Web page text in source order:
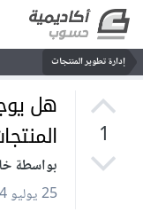
إدارة تطوير المنتجات
1
هل
بواسطة
25 يوليو 2024